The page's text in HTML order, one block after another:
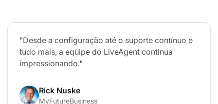
"Desde a configuração até o suporte contínuo e
tudo mais, a equipe do LiveAgent continua
impressionando."
Rick Nuske
MyFutureBusiness